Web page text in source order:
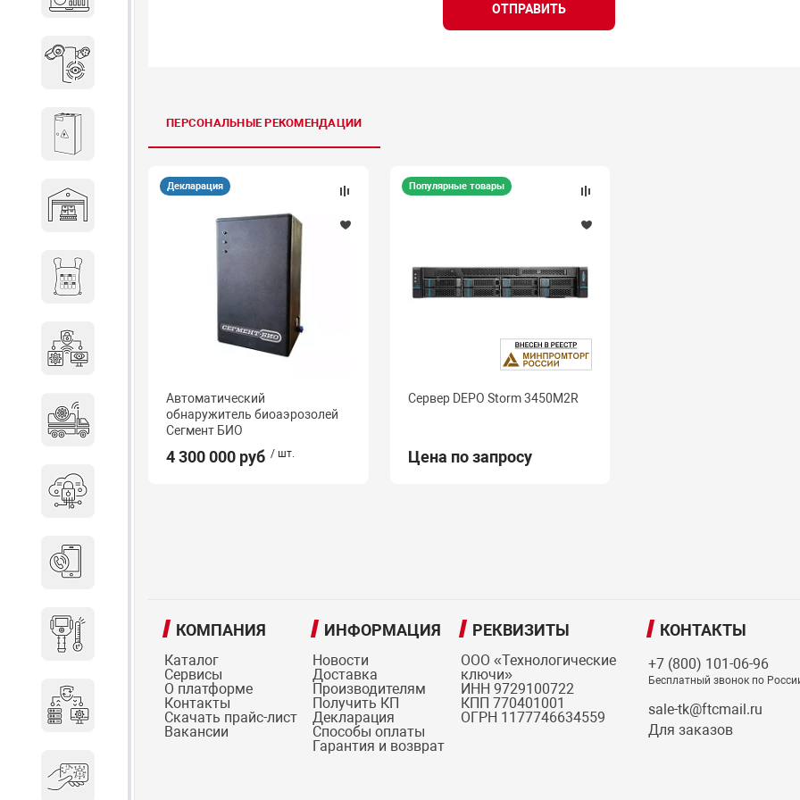
Специальная техника
Специальные автомобили
Тепловизионная техника
Технические средства охраны
ОТПРАВИТЬ
ПЕРСОНАЛЬНЫЕ РЕКОМЕНДАЦИИ
Декларация
Автоматический
обнаружитель биоаэрозолей
Сегмент БИО
4 300 000 руб / шт.
Популярные товары
Сервер DEPO Storm 3450M2R
Цена по запросу
КОМПАНИЯ
Каталог
Сервисы
О платформе
Контакты
Скачать прайс-лист
Вакансии
ИНФОРМАЦИЯ
Новости
Доставка
Производителям
Получить КП
Декларация
Способы оплаты
Гарантия и возврат
РЕКВИЗИТЫ
ООО «Технологические
ключи»
ИНН 9729100722
КПП 770401001
ОГРН 1177746634559
КОНТАКТЫ
+7 (800) 101-06-96
Бесплатный звонок по
sale-tk@ftcmail.ru
Для заказов